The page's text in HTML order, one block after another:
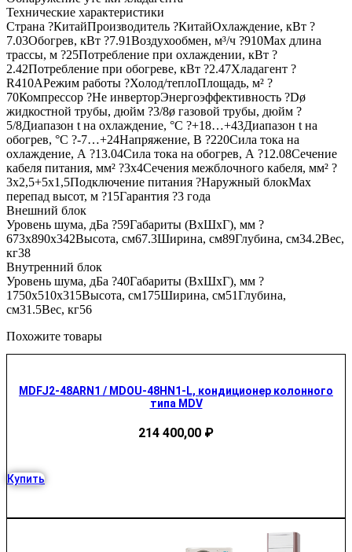
Технические характеристики
Страна ?КитайПроизводитель ?КитайОхлаждение, кВт ?
7.03Обогрев, кВт ?7.91Воздухообмен, м³/ч ?910Max длина
трассы, м ?25Потребление при охлаждении, кВт ?
2.42Потребление при обогреве, кВт ?2.47Хладагент ?
R410AРежим работы ?Холод/теплоПлощадь, м² ?
70Компрессор ?Не инверторЭнергоэффективность ?Dø
жидкостной трубы, дюйм ?3/8ø газовой трубы, дюйм ?
5/8Диапазон t на охлаждение, °С ?+18…+43Диапазон t на
обогрев, °С ?-7…+24Напряжение, В ?220Сила тока на
охлаждение, А ?13.04Сила тока на обогрев, А ?12.08Сечение
кабеля питания, мм² ?3х4Сечения межблочного кабеля, мм² ?
3х2,5+5х1,5Подключение питания ?Наружный блокMax
перепад высот, м ?15Гарантия ?3 года
Внешний блок
Уровень шума, дБа ?59Габариты (ВхШхГ), мм ?
673x890x342Высота, см67.3Ширина, см89Глубина, см34.2Вес,
кг38
Внутренний блок
Уровень шума, дБа ?40Габариты (ВхШхГ), мм ?
1750x510x315Высота, см175Ширина, см51Глубина,
см31.5Вес, кг56
Похожите товары
MDFJ2-48ARN1 / MDOU-48HN1-L, кондиционер колонного
типа MDV
214 400,00 ₽
Купить